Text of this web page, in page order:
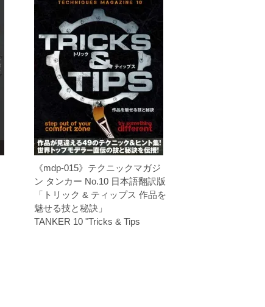
《mdp-015》テクニックマガジ
ン タンカー No.10 日本語翻訳版
「トリック & ティップス 作品を
魅せる技と秘訣」
TANKER 10 "Tricks & Tips